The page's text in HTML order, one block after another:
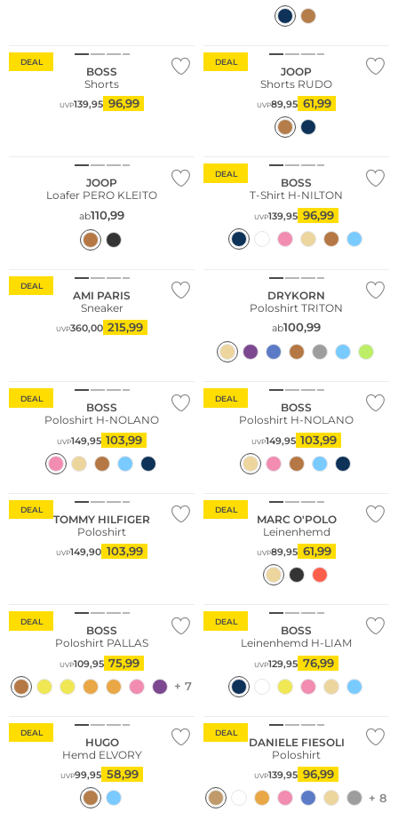
DEAL
BOSS
Shorts
UVP139,95 96,99
DEAL
JOOP
Shorts RUDO
UVP89,95 61,99
JOOP
Loafer PERO KLEITO
ab110,99
DEAL
BOSS
T-Shirt H-NILTON
UVP139,95 96,99
DEAL
AMI PARIS
Sneaker
UVP360,00 215,99
DRYKORN
Poloshirt TRITON
ab100,99
DEAL
BOSS
Poloshirt H-NOLANO
UVP149,95 103,99
DEAL
Große Größen
BOSS
Poloshirt H-NOLANO
UVP149,95 103,99
DEAL
Nachhaltig
TOMMY HILFIGER
Poloshirt
UVP149,90 103,99
DEAL
Nachhaltig
MARC O'POLO
Leinenhemd
UVP89,95 61,99
DEAL
BOSS
Poloshirt PALLAS
UVP109,95 75,99
+ 7
DEAL
BOSS
Leinenhemd H-LIAM
UVP129,95 76,99
DEAL
HUGO
Hemd ELVORY
UVP99,95 58,99
DEAL
DANIELE FIESOLI
Poloshirt
UVP139,95 96,99
+ 8